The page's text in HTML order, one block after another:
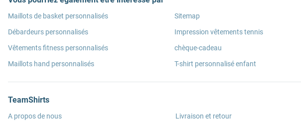
Maillots de basket personnalisés
Débardeurs personnalisés
Vêtements fitness personnalisés
Maillots hand personnalisés
Sitemap
Impression vêtements tennis
chèque-cadeau
T-shirt personnalisé enfant
TeamShirts
A propos de nous
Livraison et retour